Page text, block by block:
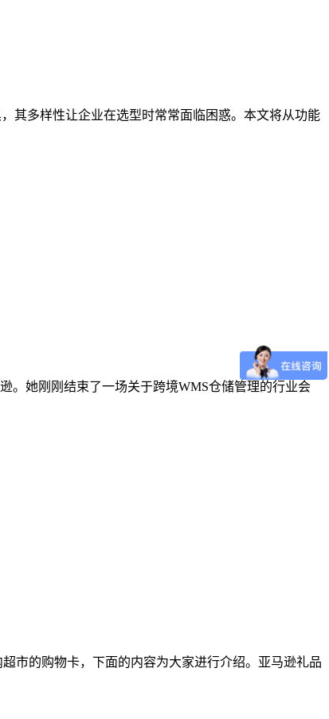
其多样性让企业在选型时常常面临困惑。本文将从功能
。她刚刚结束了一场关于跨境WMS仓储管理的行业会
市的购物卡，下面的内容为大家进行介绍。亚马逊礼品